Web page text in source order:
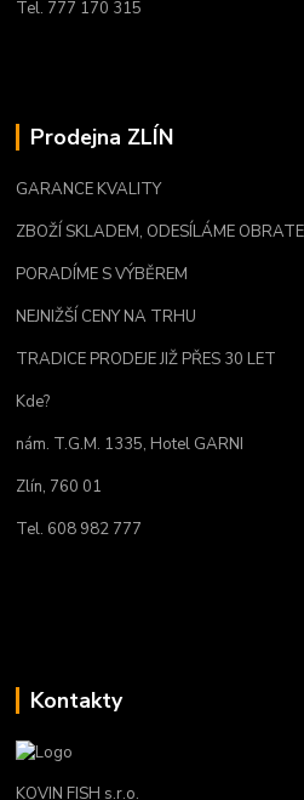
Tel. 777 170 315
Prodejna ZLÍN
GARANCE KVALITY
ZBOŽÍ SKLADEM, ODESÍLÁME
PORADÍME S VÝBĚREM
NEJNIŽŠÍ CENY NA TRHU
TRADICE PRODEJE JIŽ PŘES 30 LET
Kde?
nám. T.G.M. 1335, Hotel GARNI
Zlín, 760 01
Tel. 608 982 777
Kontakty
KOVIN FISH s.r.o.